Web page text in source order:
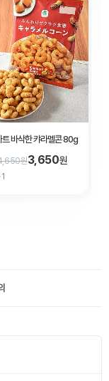
64g
트 바삭한 캬라멜콘 80g
원3,650원
·1